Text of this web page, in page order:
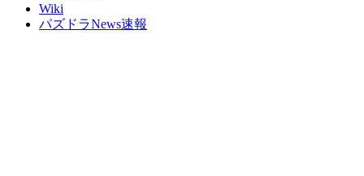
Wiki
パズドラNews速報